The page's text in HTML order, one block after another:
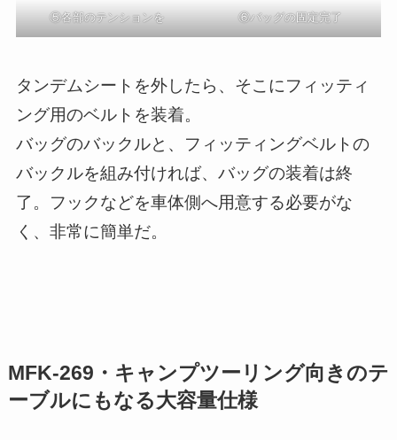
⑤各部のテンションを ⑥バッグの固定完了
タンデムシートを外したら、そこにフィッティ
ング用のベルトを装着。
バッグのバックルと、フィッティングベルトの
バックルを組み付ければ、バッグの装着は終
了。フックなどを車体側へ用意する必要がな
く、非常に簡単だ。
MFK-269・キャンプツーリング向きのテ
ーブルにもなる大容量仕様